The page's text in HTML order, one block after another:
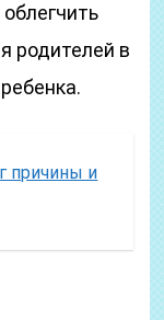
родителей в
причины и